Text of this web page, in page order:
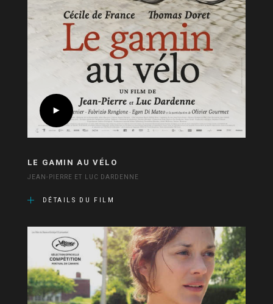
LE GAMIN AU VÉLO
JEAN-PIERRE ET LUC DARDENNE
DÉTAILS DU FILM